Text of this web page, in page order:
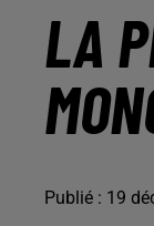
LA
Publié : 19